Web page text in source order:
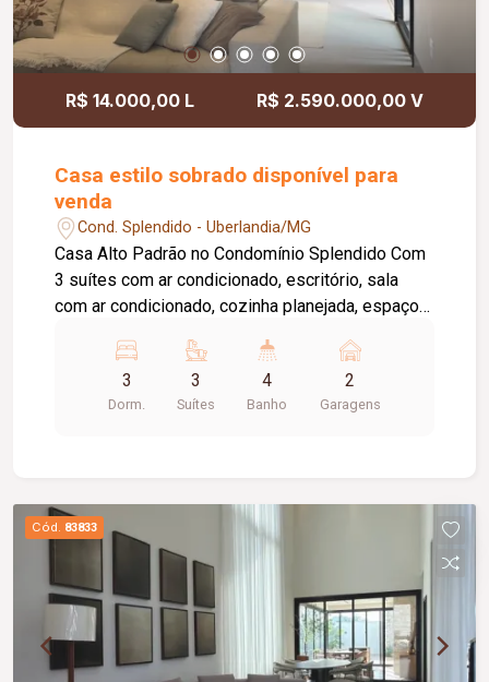
R$ 14.000,00 L R$ 2.590.000,00 V
Casa estilo sobrado disponível para
venda
Cond. Splendido - Uberlandia/MG
Casa Alto Padrão no Condomínio Splendido Com
3 suítes com ar condicionado, escritório, sala
com ar condicionado, cozinha planejada, espaço
paisagismo completo. Garagem coberta para 2
Terreno de 360m² Área construída de 208m²
3
Dorm.
3
Suítes
4
Banho
2
Garagens
Cód. 83833